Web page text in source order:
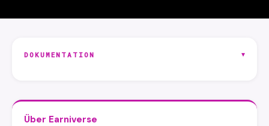
DOKUMENTATION ▾
Über Earniverse